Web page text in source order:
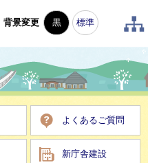
背景変更 黒 標準
よくあるご質問
新庁舎建設